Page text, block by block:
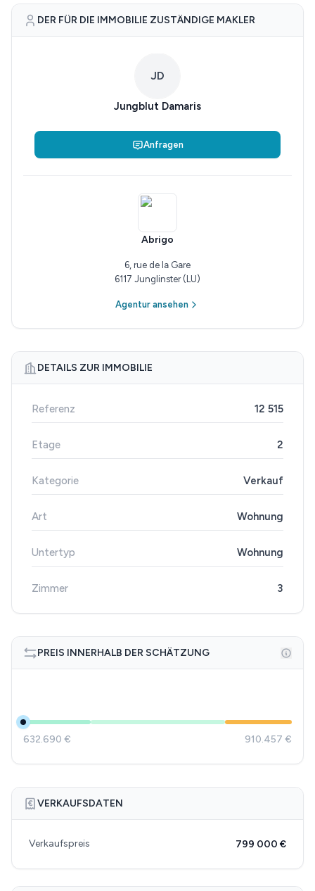
DER FÜR DIE IMMOBILIE ZUSTÄNDIGE MAKLER
JD
Jungblut Damaris
Anfragen
Abrigo
6, rue de la Gare
6117 Junglinster (LU)
Agentur ansehen
DETAILS ZUR IMMOBILIE
Referenz 12 515
Etage 2
Kategorie Verkauf
Art Wohnung
Untertyp Wohnung
Zimmer 3
PREIS INNERHALB DER SCHÄTZUNG
632.690 € 910.457 €
VERKAUFSDATEN
Verkaufspreis 799 000 €